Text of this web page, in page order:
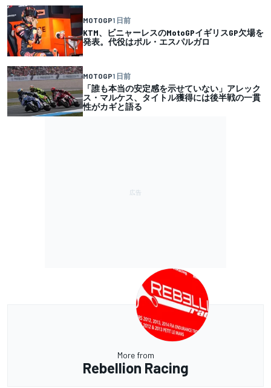
MOTOGP1 日前
KTM、ビニャーレスのMotoGPイギリスGP欠場を
発表。代役はポル・エスパルガロ
MOTOGP1 日前
「誰も本当の安定感を示せていない」アレック
ス・マルケス、タイトル獲得には後半戦の一貫
性がカギと語る
More from
Rebellion Racing